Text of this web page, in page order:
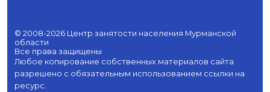
© 2008-2026 Центр занятости населения Мурманской
области
Все права защищены
Любое копирование собственных материалов сайта
разрешено с обязательным использованием ссылки на
ресурс.